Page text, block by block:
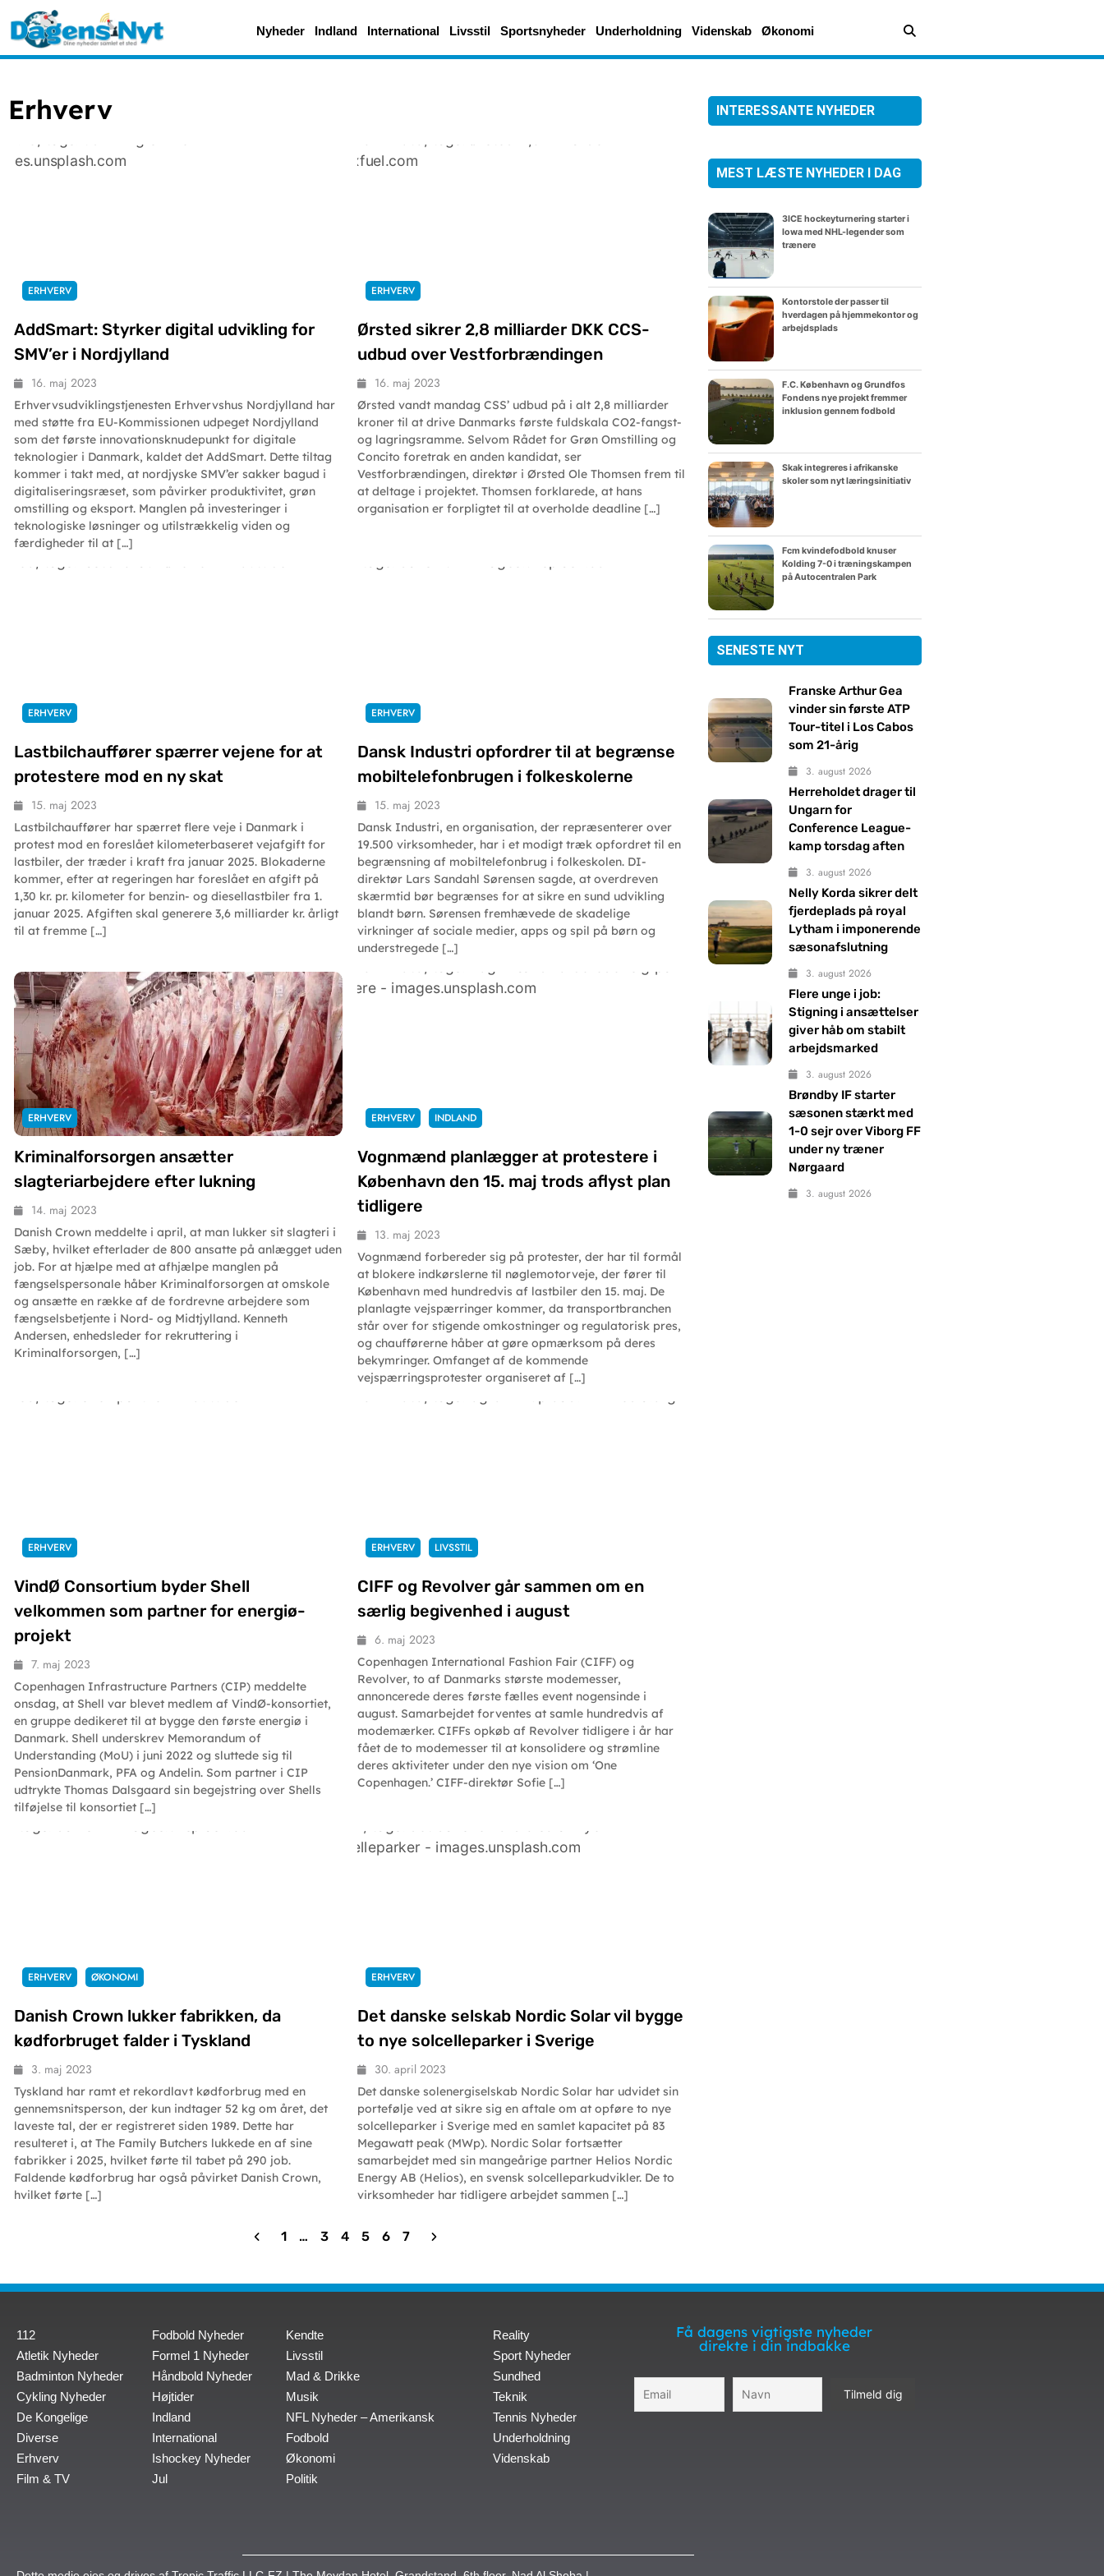
Nyheder Indland International Livsstil Sportsnyheder Underholdning Videnskab Økonomi
Erhverv
ERHVERV
AddSmart: Styrker digital udvikling for
SMV’er i Nordjylland
16. maj 2023
Erhvervsudviklingstjenesten Erhvervshus Nordjylland har
med støtte fra EU-Kommissionen udpeget Nordjylland
som det første innovationsknudepunkt for digitale
teknologier i Danmark, kaldet det AddSmart. Dette tiltag
kommer i takt med, at nordjyske SMV’er sakker bagud i
digitaliseringsræset, som påvirker produktivitet, grøn
omstilling og eksport. Manglen på investeringer i
teknologiske løsninger og utilstrækkelig viden og
færdigheder til at […]
ERHVERV
Ørsted sikrer 2,8 milliarder DKK CCS-
udbud over Vestforbrændingen
16. maj 2023
Ørsted vandt mandag CSS’ udbud på i alt 2,8 milliarder
kroner til at drive Danmarks første fuldskala CO2-fangst-
og lagringsramme. Selvom Rådet for Grøn Omstilling og
Concito foretrak en anden kandidat, ser
Vestforbrændingen, direktør i Ørsted Ole Thomsen frem til
at deltage i projektet. Thomsen forklarede, at hans
organisation er forpligtet til at overholde deadline […]
ERHVERV
Lastbilchauffører spærrer vejene for at
protestere mod en ny skat
15. maj 2023
Lastbilchauffører har spærret flere veje i Danmark i
protest mod en foreslået kilometerbaseret vejafgift for
lastbiler, der træder i kraft fra januar 2025. Blokaderne
kommer, efter at regeringen har foreslået en afgift på
1,30 kr. pr. kilometer for benzin- og diesellastbiler fra 1.
januar 2025. Afgiften skal generere 3,6 milliarder kr. årligt
til at fremme […]
ERHVERV
Dansk Industri opfordrer til at begrænse
mobiltelefonbrugen i folkeskolerne
15. maj 2023
Dansk Industri, en organisation, der repræsenterer over
19.500 virksomheder, har i et modigt træk opfordret til en
begrænsning af mobiltelefonbrug i folkeskolen. DI-
direktør Lars Sandahl Sørensen sagde, at overdreven
skærmtid bør begrænses for at sikre en sund udvikling
blandt børn. Sørensen fremhævede de skadelige
virkninger af sociale medier, apps og spil på børn og
understregede […]
ERHVERV
Kriminalforsorgen ansætter
slagteriarbejdere efter lukning
14. maj 2023
Danish Crown meddelte i april, at man lukker sit slagteri i
Sæby, hvilket efterlader de 800 ansatte på anlægget uden
job. For at hjælpe med at afhjælpe manglen på
fængselspersonale håber Kriminalforsorgen at omskole
og ansætte en række af de fordrevne arbejdere som
fængselsbetjente i Nord- og Midtjylland. Kenneth
Andersen, enhedsleder for rekruttering i
Kriminalforsorgen, […]
ERHVERV INDLAND
Vognmænd planlægger at protestere i
København den 15. maj trods aflyst plan
tidligere
13. maj 2023
Vognmænd forbereder sig på protester, der har til formål
at blokere indkørslerne til nøglemotorveje, der fører til
København med hundredvis af lastbiler den 15. maj. De
planlagte vejspærringer kommer, da transportbranchen
står over for stigende omkostninger og regulatorisk pres,
og chaufførerne håber at gøre opmærksom på deres
bekymringer. Omfanget af de kommende
vejspærringsprotester organiseret af […]
ERHVERV
VindØ Consortium byder Shell
velkommen som partner for energiø-
projekt
7. maj 2023
Copenhagen Infrastructure Partners (CIP) meddelte
onsdag, at Shell var blevet medlem af VindØ-konsortiet,
en gruppe dedikeret til at bygge den første energiø i
Danmark. Shell underskrev Memorandum of
Understanding (MoU) i juni 2022 og sluttede sig til
PensionDanmark, PFA og Andelin. Som partner i CIP
udtrykte Thomas Dalsgaard sin begejstring over Shells
tilføjelse til konsortiet […]
ERHVERV LIVSSTIL
CIFF og Revolver går sammen om en
særlig begivenhed i august
6. maj 2023
Copenhagen International Fashion Fair (CIFF) og
Revolver, to af Danmarks største modemesser,
annoncerede deres første fælles event nogensinde i
august. Samarbejdet forventes at samle hundredvis af
modemærker. CIFFs opkøb af Revolver tidligere i år har
fået de to modemesser til at konsolidere og strømline
deres aktiviteter under den nye vision om ‘One
Copenhagen.’ CIFF-direktør Sofie […]
ERHVERV ØKONOMI
Danish Crown lukker fabrikken, da
kødforbruget falder i Tyskland
3. maj 2023
Tyskland har ramt et rekordlavt kødforbrug med en
gennemsnitsperson, der kun indtager 52 kg om året, det
laveste tal, der er registreret siden 1989. Dette har
resulteret i, at The Family Butchers lukkede en af sine
fabrikker i 2025, hvilket førte til tabet på 290 job.
Faldende kødforbrug har også påvirket Danish Crown,
hvilket førte […]
ERHVERV
Det danske selskab Nordic Solar vil bygge
to nye solcelleparker i Sverige
30. april 2023
Det danske solenergiselskab Nordic Solar har udvidet sin
portefølje ved at sikre sig en aftale om at opføre to nye
solcelleparker i Sverige med en samlet kapacitet på 83
Megawatt peak (MWp). Nordic Solar fortsætter
samarbejdet med sin mangeårige partner Helios Nordic
Energy AB (Helios), en svensk solcelleparkudvikler. De to
virksomheder har tidligere arbejdet sammen […]
1 … 3 4 5 6 7
INTERESSANTE NYHEDER
MEST LÆSTE NYHEDER I DAG
3ICE hockeyturnering starter i
Iowa med NHL-legender som
trænere
Kontorstole der passer til
hverdagen på hjemmekontor og
arbejdsplads
F.C. København og Grundfos
Fondens nye projekt fremmer
inklusion gennem fodbold
Skak integreres i afrikanske
skoler som nyt læringsinitiativ
Fcm kvindefodbold knuser
Kolding 7-0 i træningskampen
på Autocentralen Park
SENESTE NYT
Franske Arthur Gea
vinder sin første ATP
Tour-titel i Los Cabos
som 21-årig
3. august 2026
Herreholdet drager til
Ungarn for
Conference League-
kamp torsdag aften
3. august 2026
Nelly Korda sikrer delt
fjerdeplads på royal
Lytham i imponerende
sæsonafslutning
3. august 2026
Flere unge i job:
Stigning i ansættelser
giver håb om stabilt
arbejdsmarked
3. august 2026
Brøndby IF starter
sæsonen stærkt med
1-0 sejr over Viborg FF
under ny træner
Nørgaard
3. august 2026
112
Atletik Nyheder
Badminton Nyheder
Cykling Nyheder
De Kongelige
Diverse
Erhverv
Film & TV
Fodbold Nyheder
Formel 1 Nyheder
Håndbold Nyheder
Højtider
Indland
International
Ishockey Nyheder
Jul
Kendte
Livsstil
Mad & Drikke
Musik
NFL Nyheder – Amerikansk
Fodbold
Økonomi
Politik
Reality
Sport Nyheder
Sundhed
Teknik
Tennis Nyheder
Underholdning
Videnskab
Få dagens vigtigste nyheder
direkte i din indbakke